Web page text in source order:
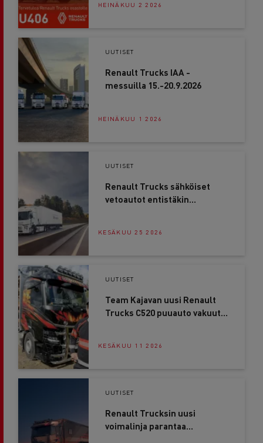
HEINÄKUU 2 2026
UUTISET
Renault Trucks IAA -
messuilla 15.-20.9.2026
HEINÄKUU 1 2026
UUTISET
Renault Trucks sähköiset
vetoautot entistäkin
KESÄKUU 25 2026
UUTISET
Team Kajavan uusi Renault
Trucks C520 puuauto vakuutti
KESÄKUU 11 2026
UUTISET
Renault Trucksin uusi
voimalinja parantaa